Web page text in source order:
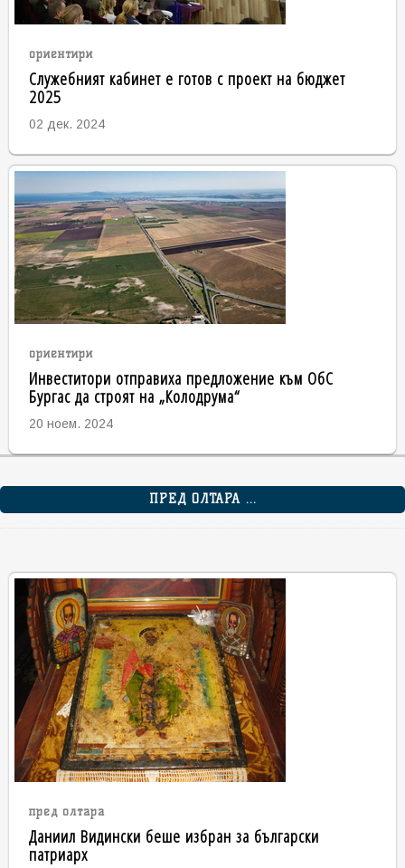
ориентири
Служебният кабинет е готов с проект на бюджет
2025
02 дек. 2024
ориентири
Инвеститори отправиха предложение към ОбС
Бургас да строят на „Колодрума“
20 ноем. 2024
ПРЕД ОЛТАРА ...
пред олтара
Даниил Видински беше избран за български
патриарх